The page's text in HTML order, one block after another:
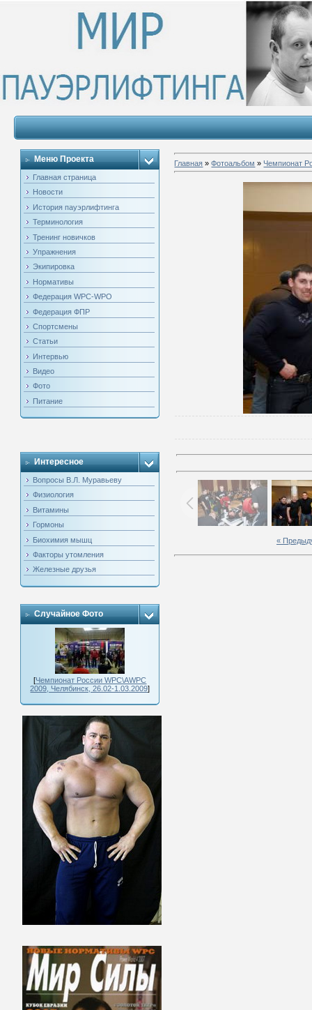
Меню Проекта
Главная страница
Новости
История пауэрлифтинга
Терминология
Тренинг новичков
Упражнения
Экипировка
Нормативы
Федерация WPC-WPO
Федерация ФПР
Спортсмены
Статьи
Интервью
Видео
Фото
Питание
Интересное
Вопросы В.Л. Муравьеву
Физиология
Витамины
Гормоны
Биохимия мышц
Факторы утомления
Железные друзья
Случайное Фото
[Чемпионат России WPC\AWPC
2009, Челябинск, 26.02-1.03.2009]
Главная »Фотоальбом »Чемпионат
«